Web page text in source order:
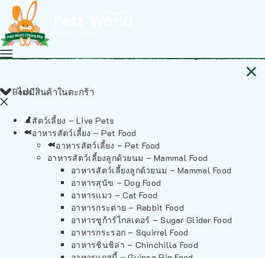
ไม่มีสินค้าในตะกร้า
Back
สัตว์เลี้ยง – Live Pets
อาหารสัตว์เลี้ยง – Pet Food
อาหารสัตว์เลี้ยง – Pet Food
อาหารสัตว์เลี้ยงลูกด้วยนม – Mammal Food
อาหารสัตว์เลี้ยงลูกด้วยนม – Mammal Food
อาหารสุนัข – Dog Food
อาหารแมว – Cat Food
อาหารกระต่าย – Rabbit Food
อาหารชูก้าร์ไกลเดอร์ – Sugar Glider Food
อาหารกระรอก – Squirrel Food
อาหารชินชิล่า – Chinchilla Food